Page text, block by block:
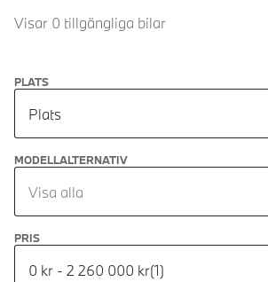
Visar 0 tillgängliga bilar
PLATS
Plats
MODELLALTERNATIV
Visa alla
PRIS
0 kr - 2 260 000 kr(1)